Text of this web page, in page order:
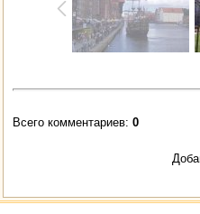
Всего комментариев: 0